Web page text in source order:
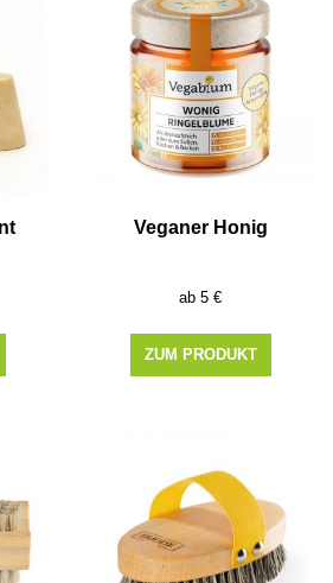
Veganer Honig
5 €
ZUM PRODUKT